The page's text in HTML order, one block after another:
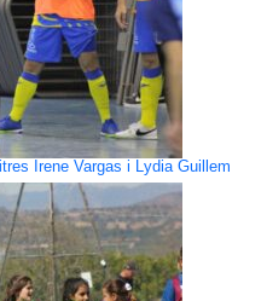
Irene Vargas i Lydia Guillem